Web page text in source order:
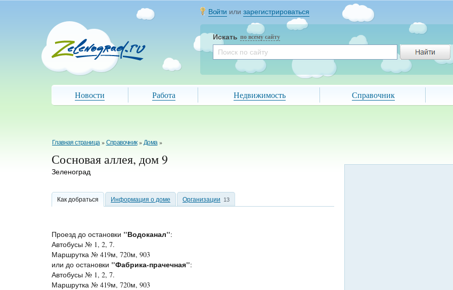
Войти или зарегистрироваться
Искать по всему сайту
Новости Работа Недвижимость Справочник
Главная страница »Справочник » Дома »
Сосновая аллея, дом 9
Зеленоград
Как добраться Информация о доме Организации 13
Проезд до остановки "Водоканал":
Автобусы № 1, 2, 7.
Маршрутка № 419м, 720м, 903
или до остановки "Фабрика-прачечная":
Автобусы № 1, 2, 7.
Маршрутка № 419м, 720м, 903